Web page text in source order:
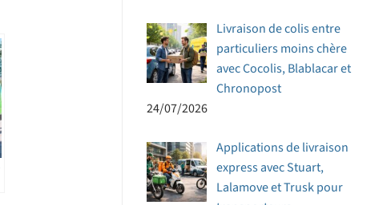
Livraison de colis entre
particuliers moins chère
avec Cocolis, Blablacar et
Chronopost
24/07/2026
Applications de livraison
express avec Stuart,
Lalamove et Trusk pour